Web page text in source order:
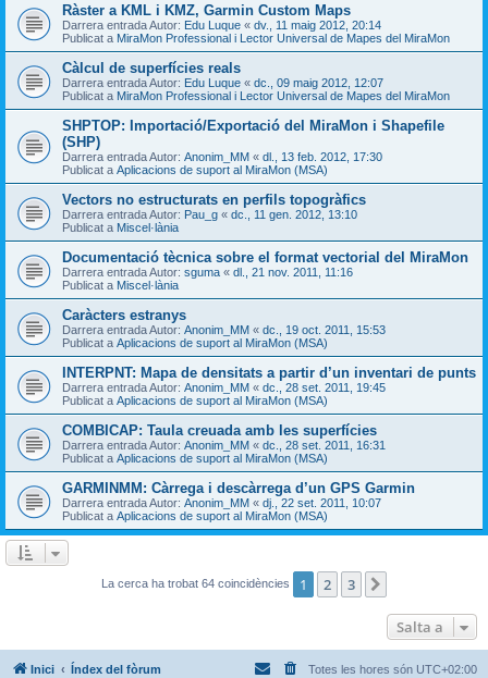
Ràster a KML i KMZ, Garmin Custom Maps
Darrera entrada Autor: Edu Luque « dv., 11 maig 2012, 20:14
Publicat a MiraMon Professional i Lector Universal de Mapes del MiraMon
Càlcul de superfícies reals
Darrera entrada Autor: Edu Luque « dc., 09 maig 2012, 12:07
Publicat a MiraMon Professional i Lector Universal de Mapes del MiraMon
SHPTOP: Importació/Exportació del MiraMon i Shapefile
(SHP)
Darrera entrada Autor: Anonim_MM « dl., 13 feb. 2012, 17:30
Publicat a Aplicacions de suport al MiraMon (MSA)
Vectors no estructurats en perfils topogràfics
Darrera entrada Autor: Pau_g « dc., 11 gen. 2012, 13:10
Publicat a Miscel·lània
Documentació tècnica sobre el format vectorial del MiraMon
Darrera entrada Autor: sguma « dl., 21 nov. 2011, 11:16
Publicat a Miscel·lània
Caràcters estranys
Darrera entrada Autor: Anonim_MM « dc., 19 oct. 2011, 15:53
Publicat a Aplicacions de suport al MiraMon (MSA)
INTERPNT: Mapa de densitats a partir d’un inventari de punts
Darrera entrada Autor: Anonim_MM « dc., 28 set. 2011, 19:45
Publicat a Aplicacions de suport al MiraMon (MSA)
COMBICAP: Taula creuada amb les superfícies
Darrera entrada Autor: Anonim_MM « dc., 28 set. 2011, 16:31
Publicat a Aplicacions de suport al MiraMon (MSA)
GARMINMM: Càrrega i descàrrega d’un GPS Garmin
Darrera entrada Autor: Anonim_MM « dj., 22 set. 2011, 10:07
Publicat a Aplicacions de suport al MiraMon (MSA)
La cerca ha trobat 64 coincidències 1 2 3
Salta a
Inici Índex del fòrum Totes les hores són UTC+02:00